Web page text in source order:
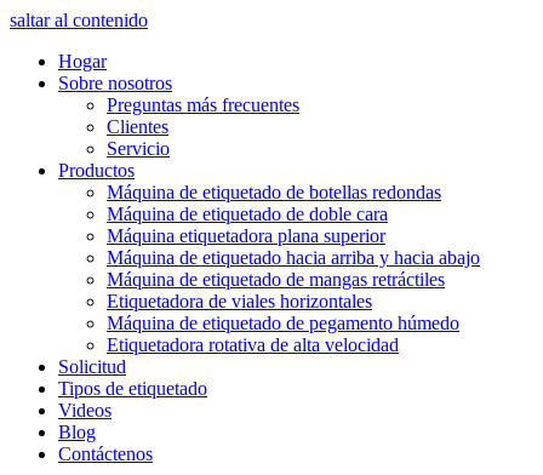
saltar al contenido
Hogar
Sobre nosotros
Preguntas más frecuentes
Clientes
Servicio
Productos
Máquina de etiquetado de botellas redondas
Máquina de etiquetado de doble cara
Máquina etiquetadora plana superior
Máquina de etiquetado hacia arriba y hacia abajo
Máquina de etiquetado de mangas retráctiles
Etiquetadora de viales horizontales
Máquina de etiquetado de pegamento húmedo
Etiquetadora rotativa de alta velocidad
Solicitud
Tipos de etiquetado
Videos
Blog
Contáctenos